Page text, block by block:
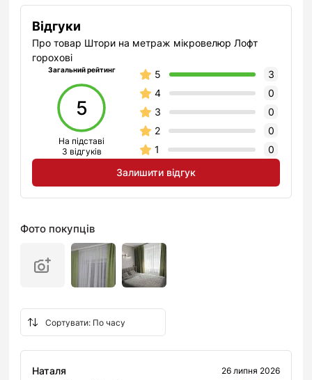
Відгуки
Про товар Штори на метраж мікровелюр Лофт
горохові
Загальний рейтинг
5
На підставі
3 відгуків
5
3
4
0
3
0
2
0
1
0
Залишити відгук
Фото покупців
Наталя
26 липня 2026